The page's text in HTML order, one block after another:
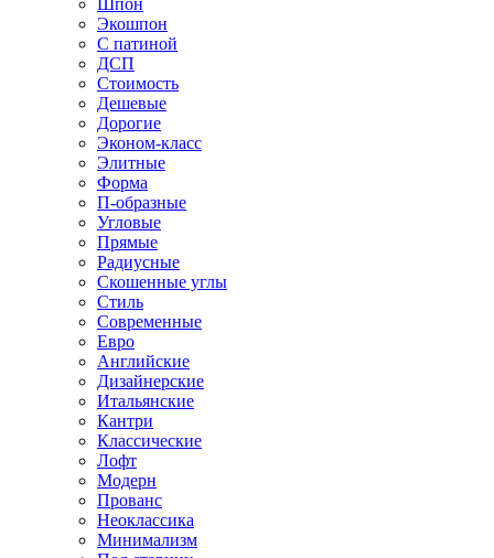
Шпон
Экошпон
С патиной
ДСП
Стоимость
Дешевые
Дорогие
Эконом-класс
Элитные
Форма
П-образные
Угловые
Прямые
Радиусные
Скошенные углы
Стиль
Современные
Евро
Английские
Дизайнерские
Итальянские
Кантри
Классические
Лофт
Модерн
Прованс
Неоклассика
Минимализм